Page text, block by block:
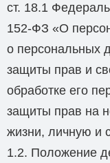
ст. 18.1
152-ФЗ «О
о персональных
защиты прав и
обработке его
защиты прав на
жизни, личную и
1.2. Положение